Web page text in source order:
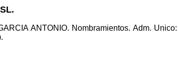
ANTONIO. Nombramientos. Adm.